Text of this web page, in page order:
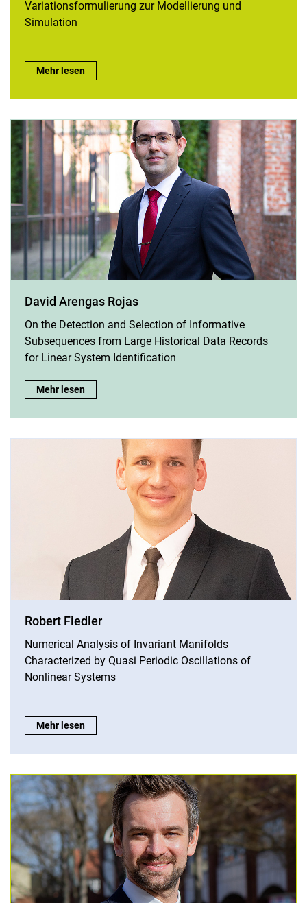
Variationsformulierung zur Modellierung und
Simulation
Marius Wingen:
Mehr lesen
David Arengas Rojas
On the Detection and Selection of Informative
Subsequences from Large Historical Data Records
for Linear System Identification
David Arengas Rojas:
Mehr lesen
Robert Fiedler
Numerical Analysis of Invariant Manifolds
Characterized by Quasi Periodic Oscillations of
Nonlinear Systems
Robert Fiedler:
Mehr lesen